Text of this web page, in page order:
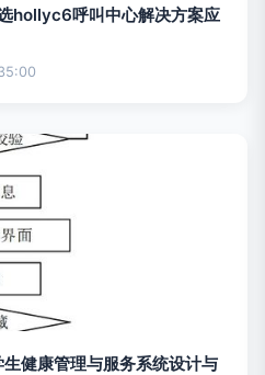
hollyc6呼叫中心解决方案应
健康管理与服务系统设计与